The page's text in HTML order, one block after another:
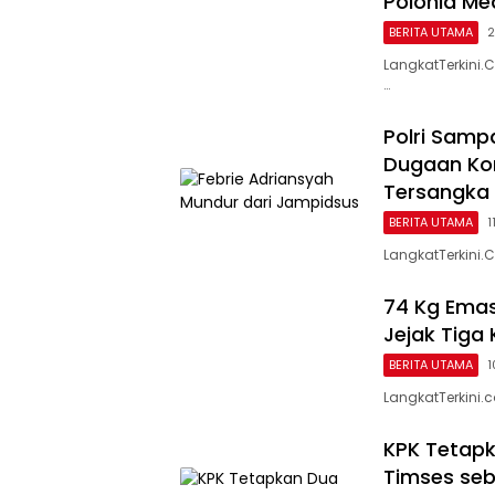
BERITA UTAMA
…
Polri
Dugaan
Tersangka
BERITA UTAMA
74 Kg
Jejak Tiga
BERITA UTAMA
KPK
Timses